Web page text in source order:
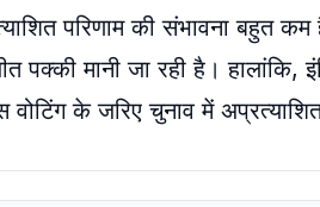
परिणाम की संभावना बहुत
पक्की मानी जा रही है। हालांकि,
के जरिए चुनाव में